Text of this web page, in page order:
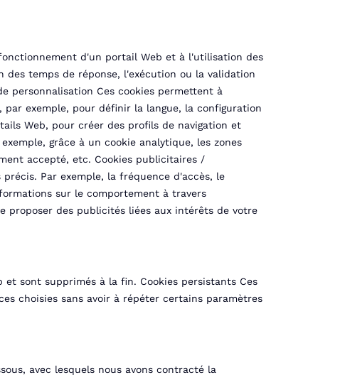
d'un portail Web et à l'utilisation des
temps de réponse, l'exécution ou la validation
personnalisation Ces cookies permettent à
exemple, pour définir la langue, la configuration
Web, pour créer des profils de navigation et
grâce à un cookie analytique, les zones
accepté, etc. Cookies publicitaires /
Par exemple, la fréquence d'accès, le
sur le comportement à travers
proposer des publicités liées aux intérêts de votre
sont supprimés à la fin. Cookies persistants Ces
choisies sans avoir à répéter certains paramètres
avec lesquels nous avons contracté la